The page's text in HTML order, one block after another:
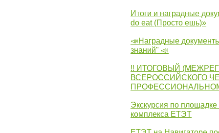
Итоги и наградные
do eat (Просто ешь)»
📣Наградные
знаний" 📣
‼ ИТОГОВЫЙ
ВСЕРОССИЙСКОГО
Экскурсия по
комплекса ЕТЭТ